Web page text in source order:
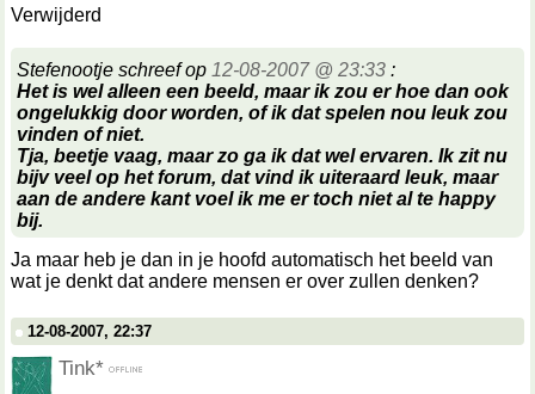
Verwijderd
Stefenootje schreef op 12-08-2007 @ 23:33 :
Het is wel alleen een beeld, maar ik zou er hoe dan ook
ongelukkig door worden, of ik dat spelen nou leuk zou
vinden of niet.
Tja, beetje vaag, maar zo ga ik dat wel ervaren. Ik zit nu
bijv veel op het forum, dat vind ik uiteraard leuk, maar
aan de andere kant voel ik me er toch niet al te happy
bij.
Ja maar heb je dan in je hoofd automatisch het beeld van
wat je denkt dat andere mensen er over zullen denken?
12-08-2007, 22:37
Tink*